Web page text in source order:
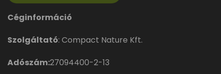
Céginformáció
Szolgáltató: Compact Nature Kft.
Adószám:27094400-2-13